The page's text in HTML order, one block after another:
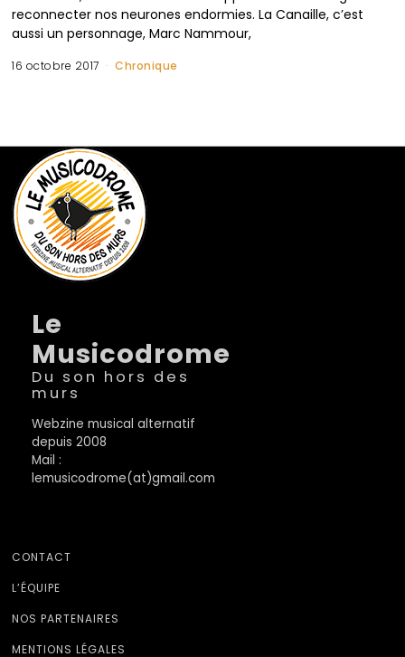
reconnecter nos neurones endormies. La Canaille, c’est
aussi un personnage, Marc Nammour,
16 octobre 2017 Chronique
Le
Musicodrome
Du son hors des
murs
Webzine musical alternatif
depuis 2008
Mail :
lemusicodrome(at)gmail.com
CONTACT
L’ÉQUIPE
NOS PARTENAIRES
MENTIONS LÉGALES